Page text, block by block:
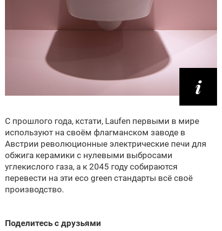
С прошлого года, кстати, Laufen первыми в мире
используют на своём флагманском заводе в
Австрии революционные электрические печи для
обжига керамики с нулевыми выбросами
углекислого газа, а к 2045 году собираются
перевести на эти eco green стандарты всё своё
производство.
Поделитесь с друзьями